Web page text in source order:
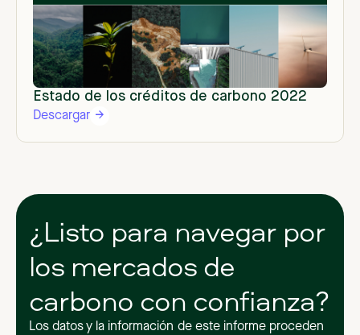
Estado de los créditos de carbono 2022
Descargar
¿Listo para navegar por
los mercados de
carbono con confianza?
Los datos y la información de este informe proceden